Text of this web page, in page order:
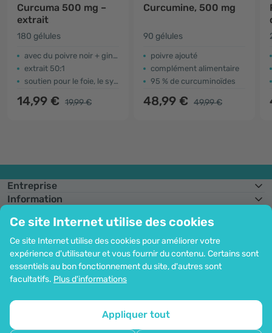
Ce site Internet utilise des cookies
Ce site Internet utilise des cookies pour améliorer votre
expérience d'utilisateur et vous fournir du contenu. Certains sont
essentiels au bon fonctionnement du site, d'autres sont
facultatifs. Plus d'informations
Appliquer tout
Curcuma 500 mg –
extrait
180 gélules
avec du poivre noir + gingembre
extrait 50:1
soutien pour le foie, le système nerveux, la respiration …
14,99 € 19,99 €
Curcumine, 500 mg
90 gélules
poivre ajouté
complément alimentaire
95 % de curcuminoïdes
48,99 € 49,99 €
Entreprise
Information
Assistance et commandes
Possibilité de paiement par carte. Protection garantie des données
personnelles via le cryptage SSL.
Plan du site